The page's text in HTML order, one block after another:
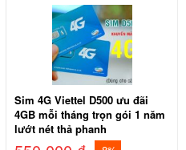
Sim 4G Viettel D500 ưu đãi
4GB mỗi tháng trọn gói 1 năm
lướt nét thả phanh